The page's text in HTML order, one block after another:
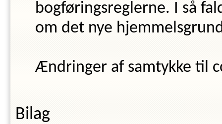
bogføringsreglerne. I så
om det nye
Ændringer af samtykke til
Bilag